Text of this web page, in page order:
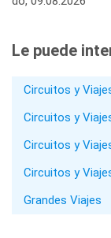
Le puede
Circuitos y
Circuitos y
Circuitos y
Circuitos y
Grandes Viajes